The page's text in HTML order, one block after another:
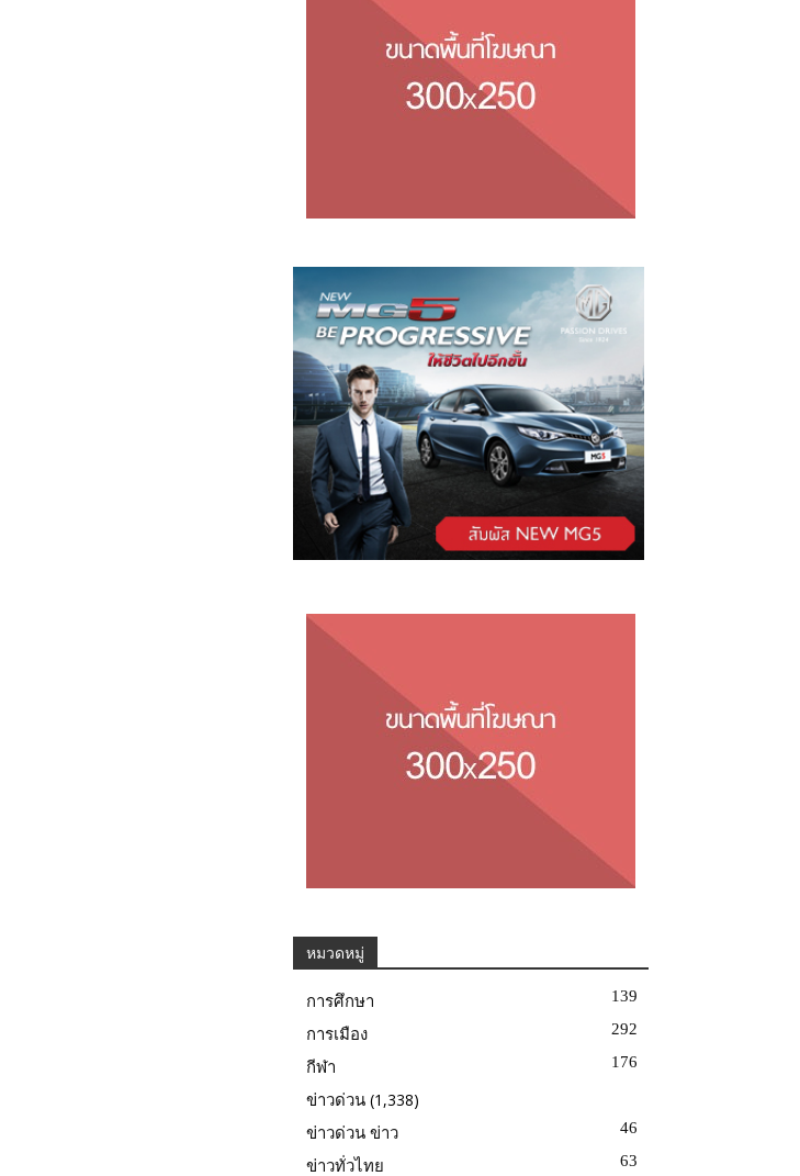
หมวดหมู่
การศึกษา 139
การเมือง 292
กีฬา 176
ข่าวด่วน (1,338)
ข่าวด่วน ข่าว 46
ข่าวทั่วไทย 63